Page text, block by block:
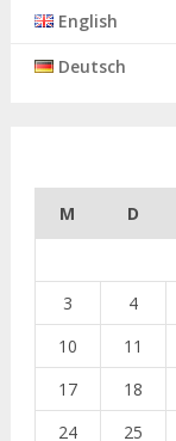
English
Deutsch
M D
3
4
10
11
17
18
24
25